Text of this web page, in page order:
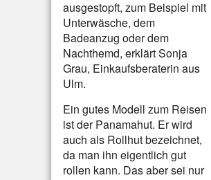
ausgestopft, zum Beispiel mit
Unterwäsche, dem
Badeanzug oder dem
Nachthemd, erklärt Sonja
Grau, Einkaufsberaterin aus
Ulm.
Ein gutes Modell zum Reisen
ist der Panamahut. Er wird
auch als Rollhut bezeichnet,
da man ihn eigentlich gut
rollen kann. Das aber sei nur